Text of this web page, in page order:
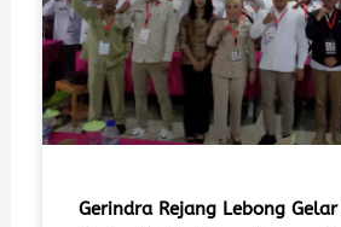
Gerindra Rejang Lebong